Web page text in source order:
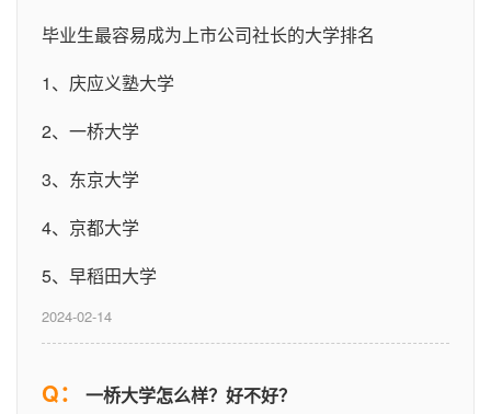
毕业生最容易成为上市公司社长的大学排名
1、庆应义塾大学
2、一桥大学
3、东京大学
4、京都大学
5、早稻田大学
2024-02-14
Q： 一桥大学怎么样？好不好？